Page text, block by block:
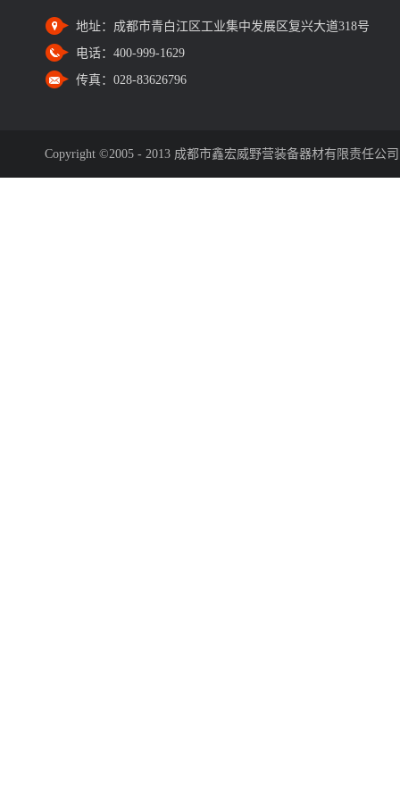
地址： 成都市青白江区工业集中发展区复兴大道318号
电话： 400-999-1629
传真： 028-83626796
Copyright ©2005 - 2013 成都市鑫宏威野营装备器材有限责任公司